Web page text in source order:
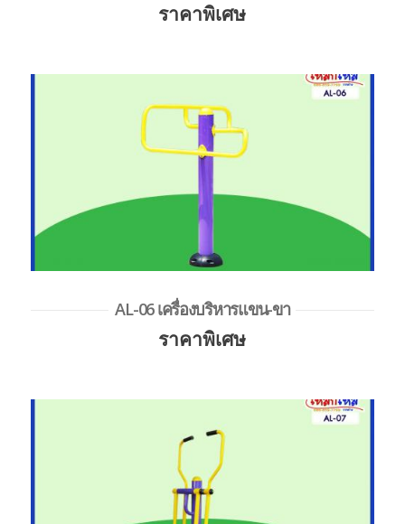
ราคาพิเศษ
AL-06 เครื่องบริหารแขน-ขา
ราคาพิเศษ